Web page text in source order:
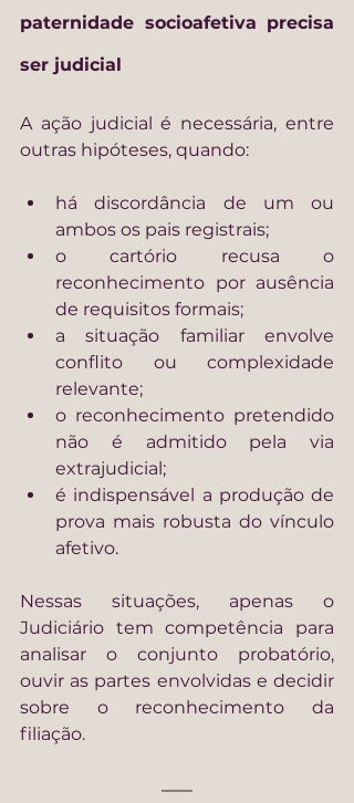
paternidade socioafetiva precisa
ser judicial
A ação judicial é necessária, entre
outras hipóteses, quando:
há discordância de um ou
ambos os pais registrais;
o cartório recusa o
reconhecimento por ausência
de requisitos formais;
a situação familiar envolve
conflito ou complexidade
relevante;
o reconhecimento pretendido
não é admitido pela via
extrajudicial;
é indispensável a produção de
prova mais robusta do vínculo
afetivo.
Nessas situações, apenas o
Judiciário tem competência para
analisar o conjunto probatório,
ouvir as partes envolvidas e decidir
sobre o reconhecimento da
filiação.